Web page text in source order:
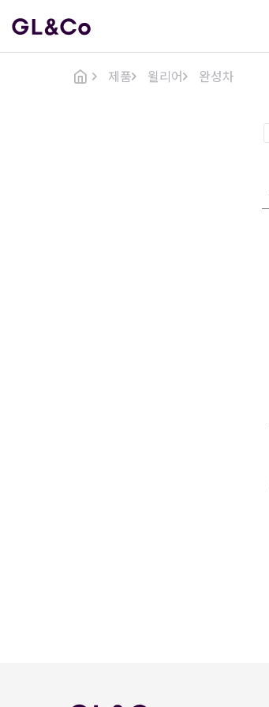
제품 윌리어 완성차